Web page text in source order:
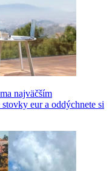
najväčším
eur a oddýchnete si